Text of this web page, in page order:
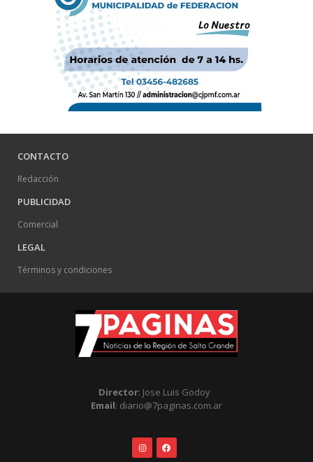
CONTACTO
Redacción
PUBLICIDAD
Comercial
LEGAL
Términos y condiciones
Director: Jose Luis Godoy
Email: diario@7paginas.com.ar